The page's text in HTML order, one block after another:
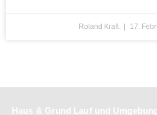
Roland Kraft 17.
Haus & Grund Lauf und